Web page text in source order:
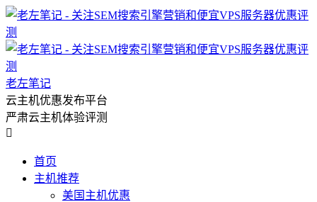
老左笔记
云主机优惠发布平台
严肃云主机体验评测

首页
主机推荐
美国主机优惠